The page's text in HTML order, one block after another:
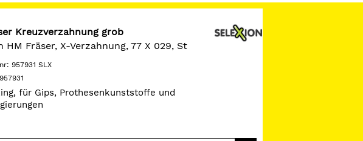
Kreuzverzahnung grob
HM Fräser, X-Verzahnung, 77 X 029, St
957931 SLX
957931
für Gips, Prothesenkunststoffe und